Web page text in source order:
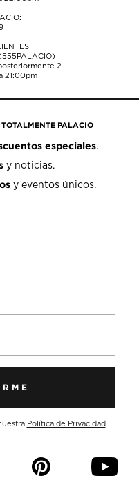
2
21:00pm
PALACIO
especiales.
y noticias.
y eventos únicos.
Política de Privacidad
p y